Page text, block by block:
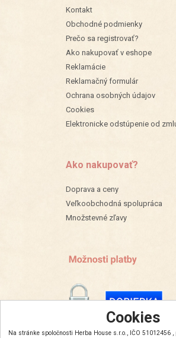
Cookies
Na stránke spoločnosti Herba House s.r.o., IČO 51012456 ,
Kontakt
Obchodné podmienky
Prečo sa registrovať?
Ako nakupovať v eshope
Reklamácie
Reklamačný formulár
Ochrana osobných údajov
Cookies
Elektronicke odstúpenie od
Ako nakupovať?
Doprava a ceny
Veľkoobchodná spolupráca
Množstevné zľavy